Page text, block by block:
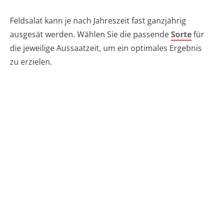
Feldsalat kann je nach Jahreszeit fast ganzjährig
ausgesät werden. Wählen Sie die passendeSortefür
die jeweilige Aussaatzeit, um ein optimales Ergebnis
zu erzielen.